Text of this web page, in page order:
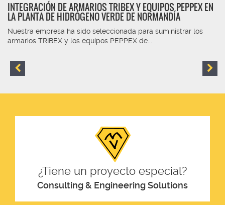
INTEGRACIÓN DE ARMARIOS TRIBEX Y EQUIPOS PEPPEX EN
LA PLANTA DE HIDRÓGENO VERDE DE NORMANDÍA
Nuestra empresa ha sido seleccionada para suministrar los
armarios TRIBEX y los equipos PEPPEX de...
¿Tiene un proyecto especial?
Consulting & Engineering Solutions